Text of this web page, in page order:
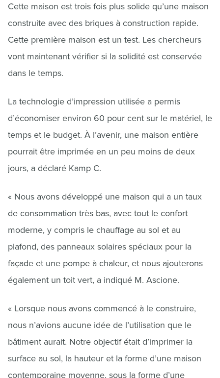
Cette maison est trois fois plus solide qu’une maison
construite avec des briques à construction rapide.
Cette première maison est un test. Les chercheurs
vont maintenant vérifier si la solidité est conservée
dans le temps.
La technologie d’impression utilisée a permis
d’économiser environ 60 pour cent sur le matériel, le
temps et le budget. À l’avenir, une maison entière
pourrait être imprimée en un peu moins de deux
jours, a déclaré Kamp C.
« Nous avons développé une maison qui a un taux
de consommation très bas, avec tout le confort
moderne, y compris le chauffage au sol et au
plafond, des panneaux solaires spéciaux pour la
façade et une pompe à chaleur, et nous ajouterons
également un toit vert, a indiqué M. Ascione.
« Lorsque nous avons commencé à le construire,
nous n’avions aucune idée de l’utilisation que le
bâtiment aurait. Notre objectif était d’imprimer la
surface au sol, la hauteur et la forme d’une maison
contemporaine moyenne, sous la forme d’une